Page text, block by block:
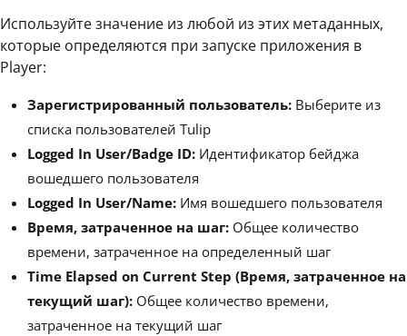
Используйте значение из любой из этих метаданных,
которые определяются при запуске приложения в
Player:
Зарегистрированный пользователь: Выберите из
списка пользователей Tulip
Logged In User/Badge ID: Идентификатор бейджа
вошедшего пользователя
Logged In User/Name: Имя вошедшего пользователя
Время, затраченное на шаг: Общее количество
времени, затраченное на определенный шаг
Time Elapsed on Current Step (Время, затраченное на
текущий шаг): Общее количество времени,
затраченное на текущий шаг